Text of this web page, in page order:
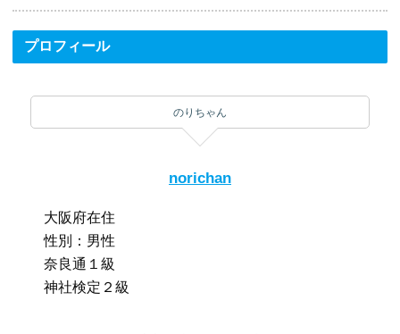
プロフィール
のりちゃん
norichan
大阪府在住
性別：男性
奈良通１級
神社検定２級